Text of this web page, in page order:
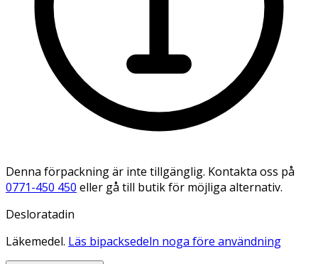
Denna förpackning är inte tillgänglig. Kontakta oss på
0771-450 450 eller gå till butik för möjliga alternativ.
Desloratadin
Läkemedel. Läs bipacksedeln noga före användning